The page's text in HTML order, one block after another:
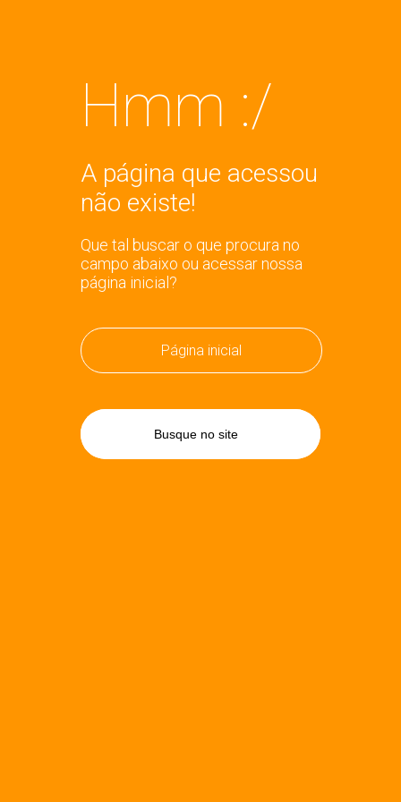
Hmm :/
A página que acessou
não existe!
Que tal buscar o que procura no
campo abaixo ou acessar nossa
página inicial?
Página inicial